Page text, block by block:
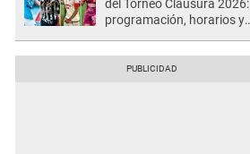
del Torneo Clausura 2026:
programación, horarios y